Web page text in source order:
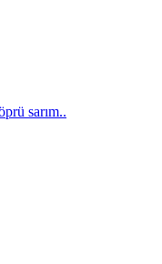
sarım..